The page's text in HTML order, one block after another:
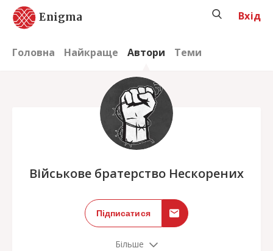
Enigma
Головна Найкраще Автори Теми
Вхід
Військове братерство Нескорених
Підписатися
Більше